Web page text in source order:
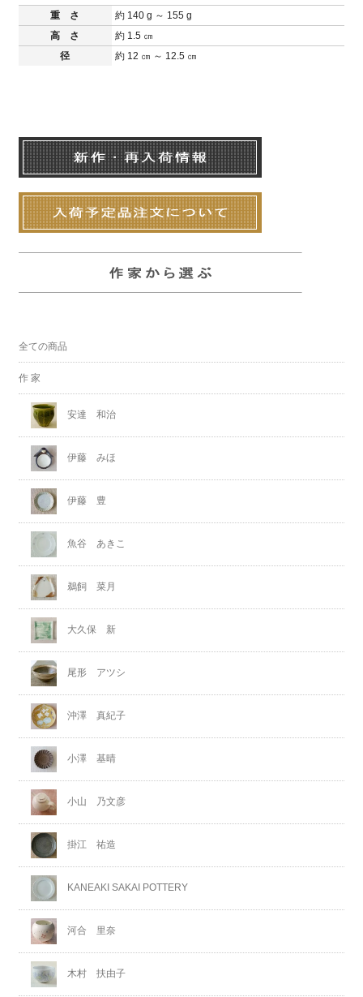
重 さ
約 140 g ～ 155 g
高 さ
約 1.5 ㎝
径
約 12 ㎝ ～ 12.5 ㎝
全ての商品
作 家
安達 和治
伊藤 みほ
伊藤 豊
魚谷 あきこ
鵜飼 菜月
大久保 新
尾形 アツシ
沖澤 真紀子
小澤 基晴
小山 乃文彦
掛江 祐造
KANEAKI SAKAI POTTERY
河合 里奈
木村 扶由子